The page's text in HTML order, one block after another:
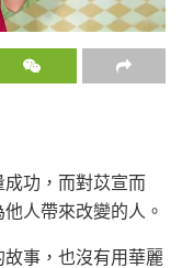
功，而對苡宣而
人帶來改變的人。
事，也沒有用華麗